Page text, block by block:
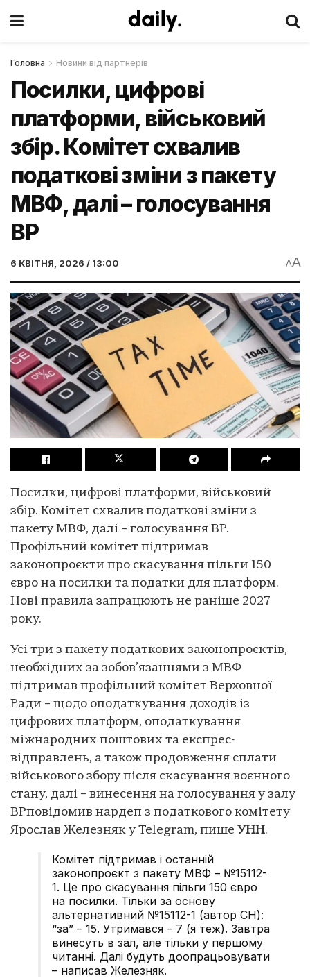
Головна Новини від партнерів
Посилки, цифрові
платформи, військовий
збір. Комітет схвалив
податкові зміни з пакету
МВФ, далі – голосування
ВР
6 КВІТНЯ, 2026 / 13:00 AA
Посилки, цифрові платформи, військовий
збір. Комітет схвалив податкові зміни з
пакету МВФ, далі – голосування ВР.
Профільний комітет підтримав
законопроєкти про скасування пільги 150
євро на посилки та податки для платформ.
Нові правила запрацюють не раніше 2027
року.
Усі три з пакету податкових законопроєктів,
необхідних за зобов’язаннями з МВФ
підтримав профільний комітет Верховної
Ради – щодо оподаткування доходів із
цифрових платформ, оподаткування
міжнародних поштових та експрес-
відправлень, а також продовження сплати
військового збору після скасування воєнного
стану, далі – винесення на голосування у залу
ВРповідомив нардеп з податкового комітету
Ярослав Железняк у Telegram, пише УНН.
Комітет підтримав і останній
законопроєкт з пакету МВФ – №15112-
1. Це про скасування пільги 150 євро
на посилки. Тільки за основу
альтернативний №15112-1 (автор СН):
“за” – 15. Утримався – 7 (я теж). Завтра
винесуть в зал, але тільки у першому
читанні. Далі будуть доопрацьовувати
– написав Железняк.